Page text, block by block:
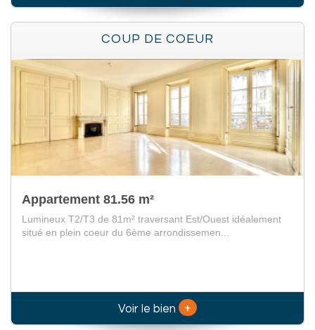
COUP DE COEUR
Appartement 81.56 m²
Lumineux T2/T3 de 81m² traversant Est/Ouest idéalement
situé en plein coeur du 6ème arrondissemen...
Voir le bien +